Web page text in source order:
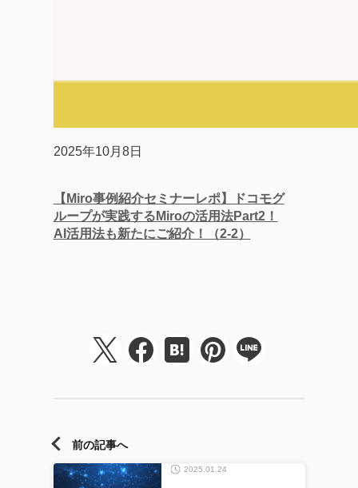
2025年10月8日
【Miro事例紹介セミナーレポ】ドコモグ
ループが実践するMiroの活用法Part2！
AI活用法も新たにご紹介！（2-2）
前の記事へ
2025.01.24